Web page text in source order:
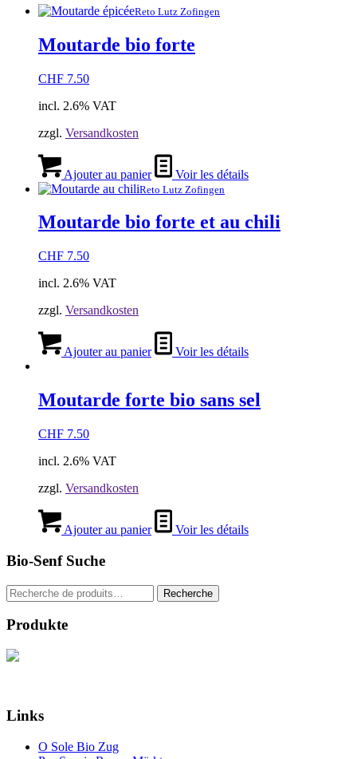
Reto Lutz Zofingen
Moutarde bio forte
CHF 7.50
incl. 2.6% VAT
zzgl. Versandkosten
Ajouter au panier Voir les détails
Reto Lutz Zofingen
Moutarde bio forte et au chili
CHF 7.50
incl. 2.6% VAT
zzgl. Versandkosten
Ajouter au panier Voir les détails
Moutarde forte bio sans sel
CHF 7.50
incl. 2.6% VAT
zzgl. Versandkosten
Ajouter au panier Voir les détails
Bio-Senf Suche
Recherche
pour :
Recherche
Produkte
Links
O Sole Bio Zug